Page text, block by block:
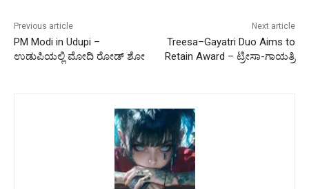
Previous article
PM Modi in Udupi –
ಉಡುಪಿಯಲ್ಲಿ ಮೋದಿ ರೋಡ್ ಶೋ
Next article
Treesa–Gayatri Duo Aims to
Retain Award – ಟ್ರೀಸಾ-ಗಾಯತ್ರಿ